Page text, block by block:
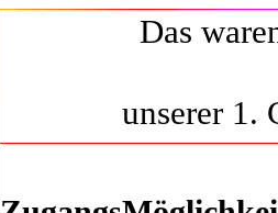
Das
unserer 1.